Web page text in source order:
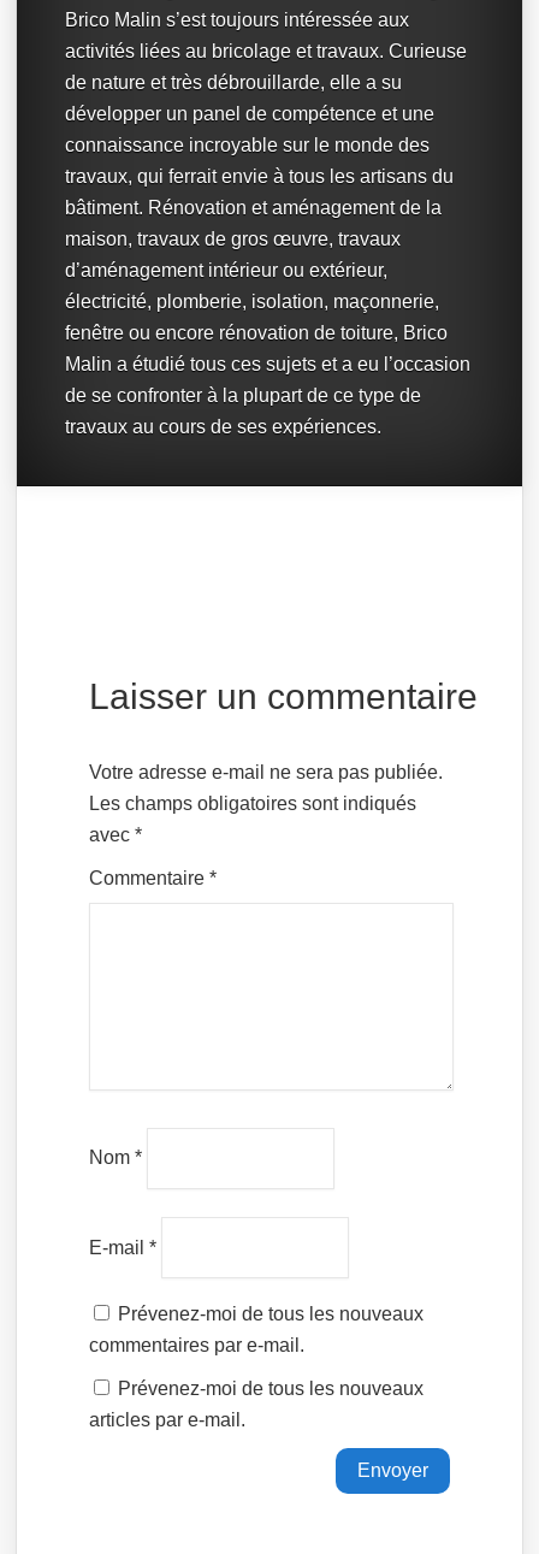
Brico Malin s’est toujours intéressée aux
activités liées au bricolage et travaux. Curieuse
de nature et très débrouillarde, elle a su
développer un panel de compétence et une
connaissance incroyable sur le monde des
travaux, qui ferrait envie à tous les artisans du
bâtiment. Rénovation et aménagement de la
maison, travaux de gros œuvre, travaux
d’aménagement intérieur ou extérieur,
électricité, plomberie, isolation, maçonnerie,
fenêtre ou encore rénovation de toiture, Brico
Malin a étudié tous ces sujets et a eu l’occasion
de se confronter à la plupart de ce type de
travaux au cours de ses expériences.
Laisser un commentaire
Votre adresse e-mail ne sera pas publiée.
Les champs obligatoires sont indiqués
avec*
Commentaire*
Nom*
E-mail*
Prévenez-moi de tous les nouveaux
commentaires par e-mail.
Prévenez-moi de tous les nouveaux
articles par e-mail.